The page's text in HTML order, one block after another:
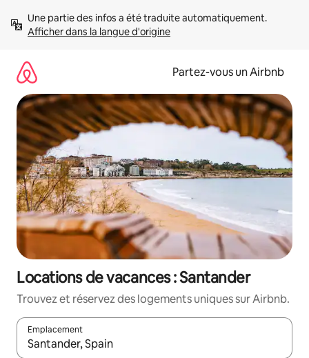
directement
Afficher dans la langue d'origine
Partez-vous un Airbnb
Locations de vacances : Santander
Trouvez et réservez des logements uniques sur Airbnb.
Emplacement
Quand les résultats sont affichés, parcourez-les en utilisant